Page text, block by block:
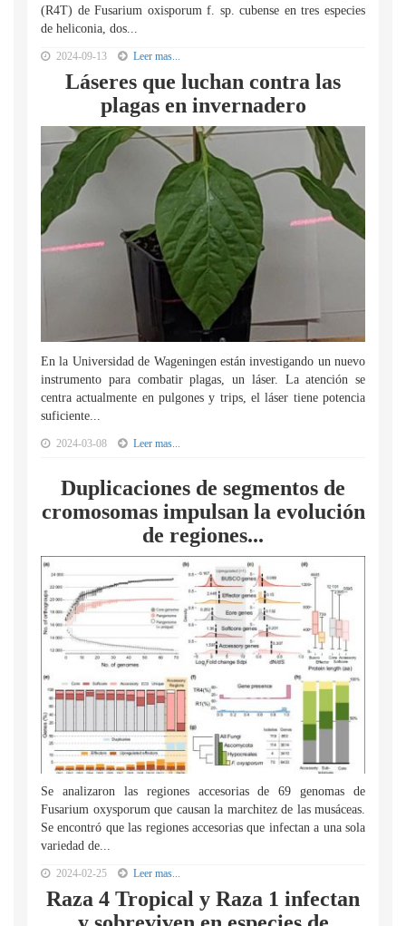
(R4T) de Fusarium oxisporum f. sp. cubense en tres especies
de heliconia, dos...
2024-09-13 Leer mas...
Láseres que luchan contra las
plagas en invernadero
En la Universidad de Wageningen están investigando un nuevo
instrumento para combatir plagas, un láser. La atención se
centra actualmente en pulgones y trips, el láser tiene potencia
suficiente...
2024-03-08 Leer mas...
Duplicaciones de segmentos de
cromosomas impulsan la evolución
de regiones...
Se analizaron las regiones accesorias de 69 genomas de
Fusarium oxysporum que causan la marchitez de las musáceas.
Se encontró que las regiones accesorias que infectan a una sola
variedad de...
2024-02-25 Leer mas...
Raza 4 Tropical y Raza 1 infectan